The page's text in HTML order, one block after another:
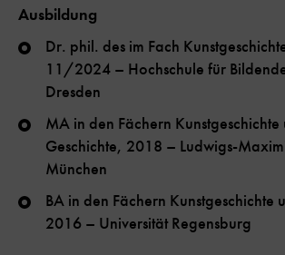
Ausbildung
Dr. phil. des im Fach
11/2024 – Hochschule für
Dresden
MA in den Fächern Kunstgeschichte
Geschichte, 2018 – Ludwigs-
München
BA in den Fächern Kunstgeschichte
2016 – Universität Regensburg